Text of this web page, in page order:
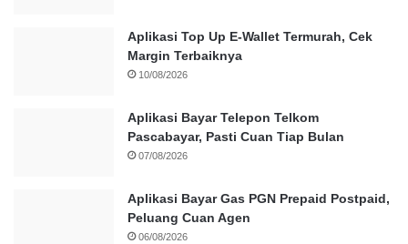
Aplikasi Top Up E-Wallet Termurah, Cek
Margin Terbaiknya
10/08/2026
Aplikasi Bayar Telepon Telkom
Pascabayar, Pasti Cuan Tiap Bulan
07/08/2026
Aplikasi Bayar Gas PGN Prepaid Postpaid,
Peluang Cuan Agen
06/08/2026